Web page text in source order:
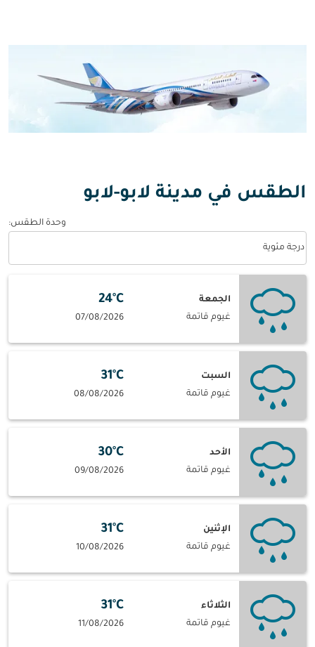
الطقس في مدينة لابو-لابو
وحدة الطقس:
درجة مئوية
الجمعة
غيوم قاتمة
24°C
07/08/2026
السبت
غيوم قاتمة
31°C
08/08/2026
الأحد
غيوم قاتمة
30°C
09/08/2026
الإثنين
غيوم قاتمة
31°C
10/08/2026
الثلاثاء
غيوم قاتمة
31°C
11/08/2026